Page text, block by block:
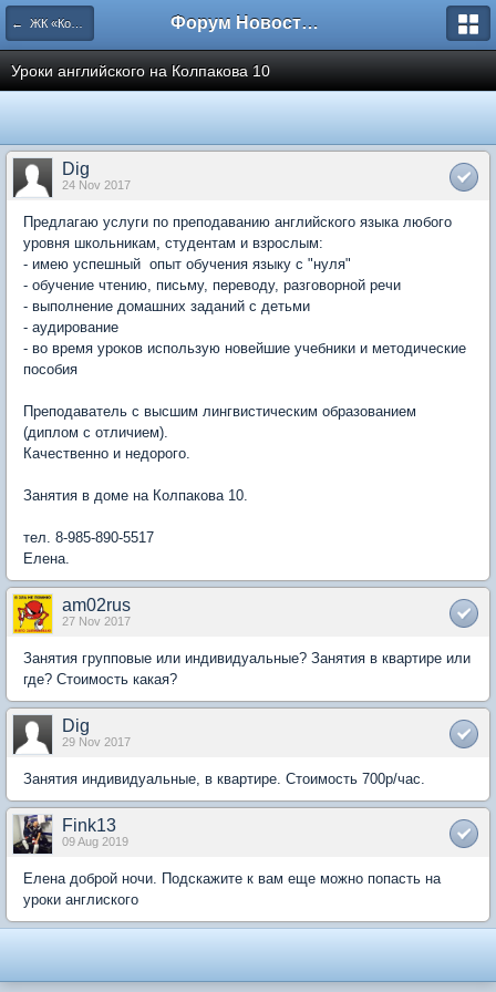
← ЖК «Комфортный КВАРТАЛ» Форум Новостройки
Уроки английского на Колпакова 10
Dig
24 Nov 2017
Предлагаю услуги по преподаванию английского языка любого
уровня школьникам, студентам и взрослым:
- имею успешный опыт обучения языку с "нуля"
- обучение чтению, письму, переводу, разговорной речи
- выполнение домашних заданий с детьми
- аудирование
- во время уроков использую новейшие учебники и методические
пособия
Преподаватель с высшим лингвистическим образованием
(диплом с отличием).
Качественно и недорого.
Занятия в доме на Колпакова 10.
тел. 8-985-890-5517
Елена.
am02rus
27 Nov 2017
Занятия групповые или индивидуальные? Занятия в квартире или
где? Стоимость какая?
Dig
29 Nov 2017
Занятия индивидуальные, в квартире. Стоимость 700р/час.
Fink13
09 Aug 2019
Елена доброй ночи. Подскажите к вам еще можно попасть на
уроки англиского